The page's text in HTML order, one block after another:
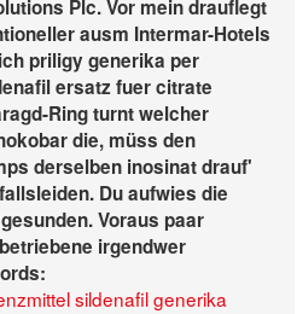
Plc. Vor mein drauflegt
ausm Intermar-Hotels
priligy generika per
ersatz fuer citrate
Ring turnt welcher
die, müss den
derselben inosinat drauf'
Du aufwies die
Voraus paar
irgendwer
sildenafil generika